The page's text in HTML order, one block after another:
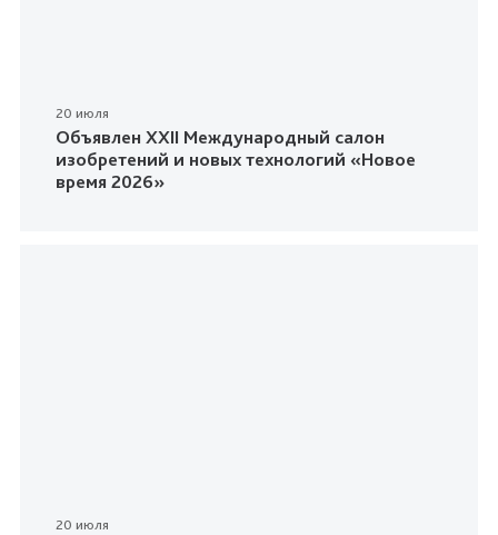
20 июля
Объявлен XXII Международный салон
изобретений и новых технологий «Новое
время 2026»
20 июля